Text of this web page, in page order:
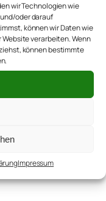
wir Technologien wie
oder darauf
können wir Daten wie
verarbeiten. Wenn
können bestimmte
Impressum
und Krumme